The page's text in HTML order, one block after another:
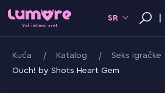
SR
Kuća Katalog Seks igračke
Ouch! by Shots Heart Gem